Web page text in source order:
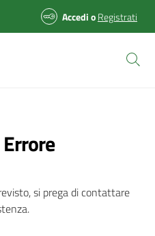
AccedioRegistrati
Errore
si prega di contattare